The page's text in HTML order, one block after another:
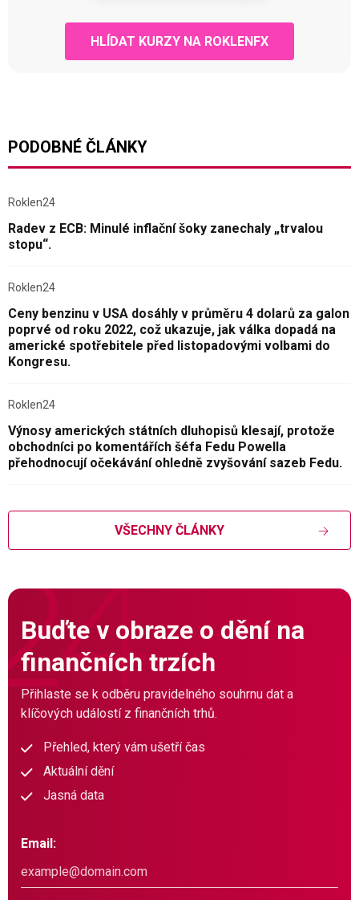
HLÍDAT KURZY NA ROKLENFX
PODOBNÉ ČLÁNKY
Roklen24
Radev z ECB: Minulé inflační šoky zanechaly „trvalou
stopu“.
Roklen24
Ceny benzinu v USA dosáhly v průměru 4 dolarů za galon
poprvé od roku 2022, což ukazuje, jak válka dopadá na
americké spotřebitele před listopadovými volbami do
Kongresu.
Roklen24
Výnosy amerických státních dluhopisů klesají, protože
obchodníci po komentářích šéfa Fedu Powella
přehodnocují očekávání ohledně zvyšování sazeb Fedu.
VŠECHNY ČLÁNKY
Buďte v obraze o dění na
finančních trzích
Přihlaste se k odběru pravidelného souhrnu dat a
klíčových událostí z finančních trhů.
Přehled, který vám ušetří čas
Aktuální dění
Jasná data
Email: